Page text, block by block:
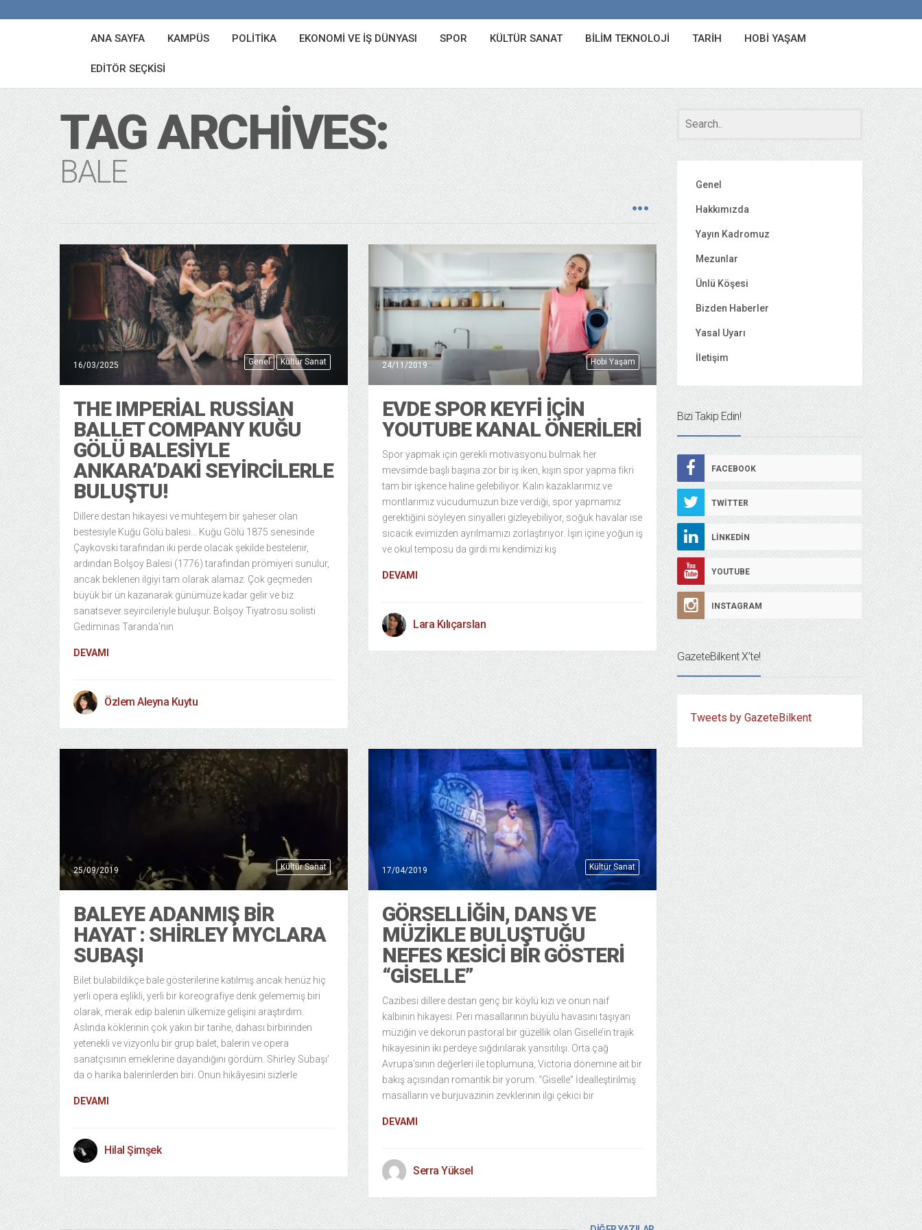
ANA SAYFA KAMPÜS POLITIKA EKONOMI VE İŞ DÜNYASI SPOR KÜLTÜR SANAT BILIM TEKNOLOJI TARIH HOBI YAŞAM
EDITÖR SEÇKISI
TAG ARCHIVES:
BALE
Genel Kültür Sanat
16/03/2025
THE IMPERIAL RUSSIAN
BALLET COMPANY KUĞU
GÖLÜ BALESIYLE
ANKARA’DAKI SEYIRCILERLE
BULUŞTU!
Dillere destan hikayesi ve muhteşem bir şaheser olan
bestesiyle Kuğu Gölü balesi… Kuğu Gölü 1875 senesinde
Çaykovski tarafından iki perde olacak şekilde bestelenir,
ardından Bolşoy Balesi (1776) tarafından prömiyeri sunulur,
ancak beklenen ilgiyi tam olarak alamaz. Çok geçmeden
büyük bir ün kazanarak günümüze kadar gelir ve biz
sanatsever seyircileriyle buluşur. Bolşoy Tiyatrosu solisti
Gediminas Taranda’nın
DEVAMI
Özlem Aleyna Kuytu
Hobi Yaşam
24/11/2019
EVDE SPOR KEYFI İÇIN
YOUTUBE KANAL ÖNERILERI
Spor yapmak için gerekli motivasyonu bulmak her
mevsimde başlı başına zor bir iş iken, kışın spor yapma fikri
tam bir işkence haline gelebiliyor. Kalın kazaklarımız ve
montlarımız vücudumuzun bize verdiği, spor yapmamız
gerektiğini söyleyen sinyalleri gizleyebiliyor, soğuk havalar ise
sıcacık evimizden ayrılmamızı zorlaştırıyor. İşin içine yoğun iş
ve okul temposu da girdi mi kendimizi kış
DEVAMI
Lara Kılıçarslan
Kültür Sanat
25/09/2019
BALEYE ADANMIŞ BIR
HAYAT : SHIRLEY MYCLARA
SUBAŞI
Bilet bulabildikçe bale gösterilerine katılmış ancak henüz hiç
yerli opera eşlikli, yerli bir koreografiye denk gelememiş biri
olarak, merak edip balenin ülkemize gelişini araştırdım.
Aslında köklerinin çok yakın bir tarihe, dahası birbirinden
yetenekli ve vizyonlu bir grup balet, balerin ve opera
sanatçısının emeklerine dayandığını gördüm. Shirley Subaşı’
da o harika balerinlerden biri. Onun hikâyesini sizlerle
DEVAMI
Hilal Şimşek
Kültür Sanat
17/04/2019
GÖRSELLIĞIN, DANS VE
MÜZIKLE BULUŞTUĞU
NEFES KESICI BIR GÖSTERI
“GISELLE”
Cazibesi dillere destan genç bir köylü kızı ve onun naif
kalbinin hikayesi. Peri masallarının büyülü havasını taşıyan
müziğin ve dekorun pastoral bir güzellik olan Giselle’in trajik
hikayesinin iki perdeye sığdırılarak yansıtılışı. Orta çağ
Avrupa’sının değerleri ile toplumuna, Victoria dönemine ait bir
bakış açısından romantik bir yorum. “Giselle” İdealleştirilmiş
masalların ve burjuvazinin zevklerinin ilgi çekici bir
DEVAMI
Serra Yüksel
Genel
Hakkımızda
Yayın Kadromuz
Mezunlar
Ünlü Köşesi
Bizden Haberler
Yasal Uyarı
İletişim
Bizi Takip Edin!
FACEBOOK
TWITTER
LINKEDIN
YOUTUBE
INSTAGRAM
GazeteBilkent X’te!
Tweets by GazeteBilkent